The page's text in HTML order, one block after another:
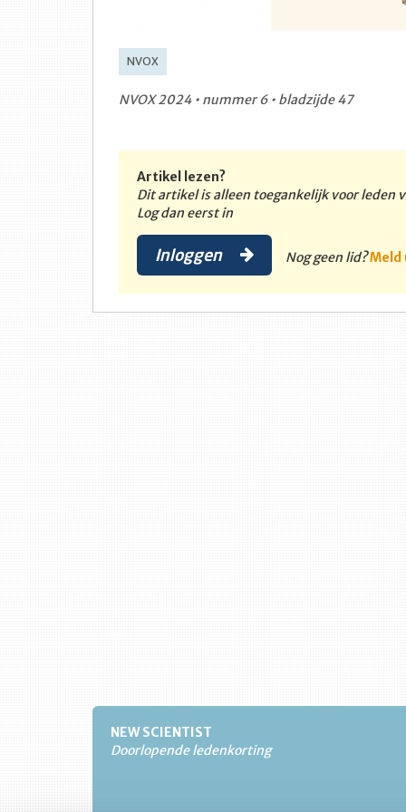
NVOX
NVOX 2024 • nummer 6 • bladzijde 47
Artikel lezen?
Dit artikel is alleen toegankelijk voor leden
Log dan eerst in
Inloggen Nog geen lid?Meld
NEW SCIENTIST
Doorlopende ledenkorting